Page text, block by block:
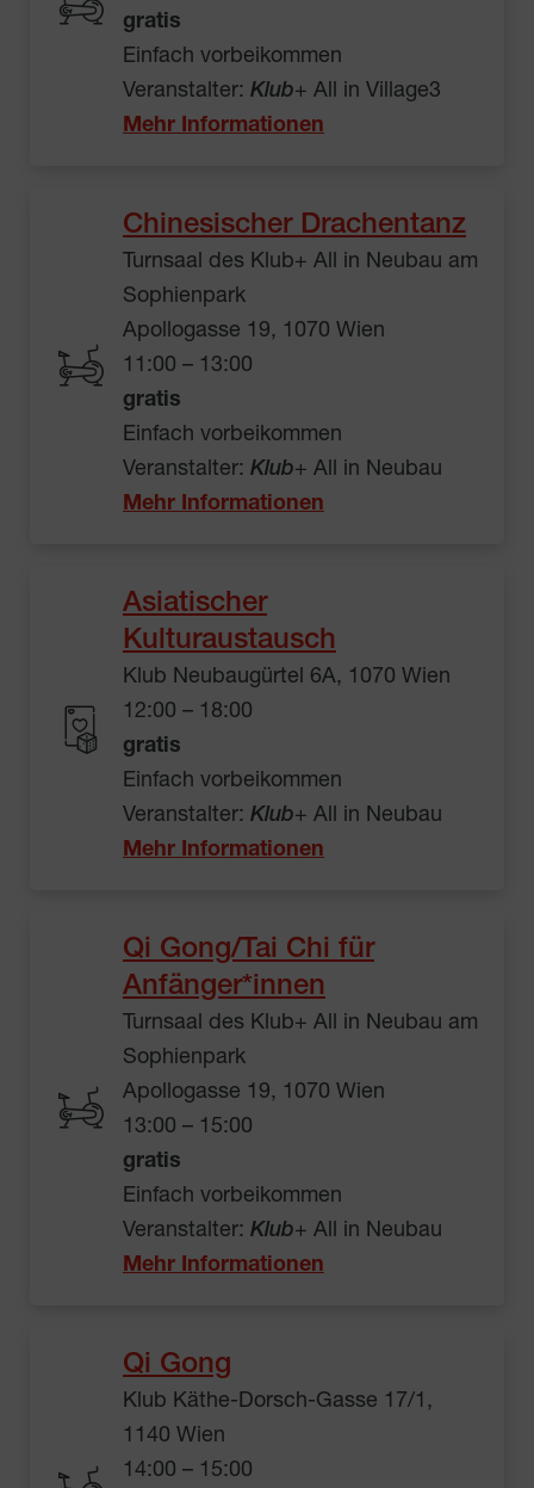
gratis
Einfach vorbeikommen
Veranstalter: Klub+ All in Village3
Mehr Informationen
Chinesischer Drachentanz
Turnsaal des Klub+ All in Neubau am
Sophienpark
Apollogasse 19, 1070 Wien
11:00 – 13:00
gratis
Einfach vorbeikommen
Veranstalter: Klub+ All in Neubau
Mehr Informationen
Asiatischer
Kulturaustausch
Klub Neubaugürtel 6A, 1070 Wien
12:00 – 18:00
gratis
Einfach vorbeikommen
Veranstalter: Klub+ All in Neubau
Mehr Informationen
Qi Gong/Tai Chi für
Anfänger*innen
Turnsaal des Klub+ All in Neubau am
Sophienpark
Apollogasse 19, 1070 Wien
13:00 – 15:00
gratis
Einfach vorbeikommen
Veranstalter: Klub+ All in Neubau
Mehr Informationen
Qi Gong
Klub Käthe-Dorsch-Gasse 17/1,
1140 Wien
14:00 – 15:00